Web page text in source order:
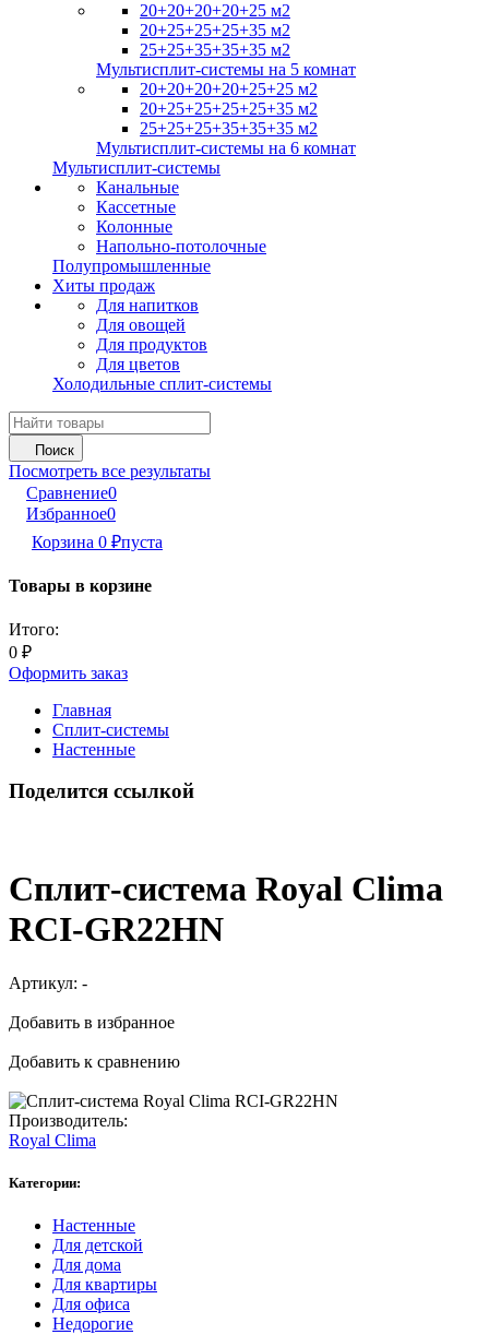
20+20+20+20+25 м2
20+25+25+25+35 м2
25+25+35+35+35 м2
Мультисплит-системы на 5 комнат
20+20+20+20+25+25 м2
20+25+25+25+25+35 м2
25+25+25+35+35+35 м2
Мультисплит-системы на 6 комнат
Мультисплит-системы
Канальные
Кассетные
Колонные
Напольно-потолочные
Полупромышленные
Хиты продаж
Для напитков
Для овощей
Для продуктов
Для цветов
Холодильные сплит-системы
Поиск
Посмотреть все результаты
Сравнение0
Избранное0
Корзина 0 ₽пуста
Товары в корзине
Итого:
0 ₽
Оформить заказ
Главная
Сплит-системы
Настенные
Поделится ссылкой
Сплит-система Royal Clima
RCI-GR22HN
Артикул: -
Добавить в избранное
Добавить к сравнению
Производитель:
Royal Clima
Категории:
Настенные
Для детской
Для дома
Для квартиры
Для офиса
Недорогие